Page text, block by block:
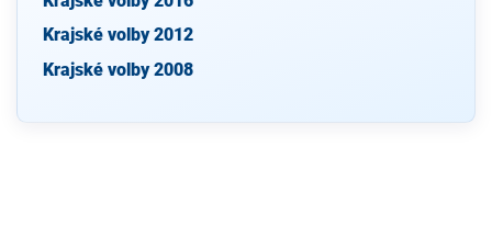
Krajské volby 2012
Krajské volby 2008